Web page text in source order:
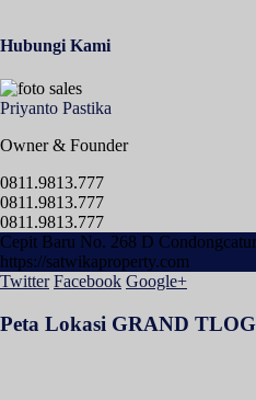
Hubungi Kami
Priyanto Pastika
Owner & Founder
0811.9813.777
0811.9813.777
0811.9813.777
Cepit Baru No. 268 D
https://satwikaproperty.com
Twitter Facebook Google+
Peta Lokasi GRAND